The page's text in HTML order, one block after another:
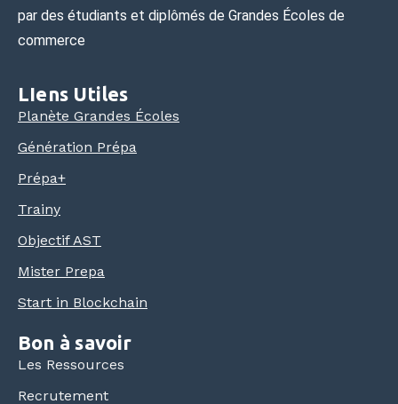
par des étudiants et diplômés de Grandes Écoles de
commerce
LIens Utiles
Planète Grandes Écoles
Génération Prépa
Prépa+
Trainy
Objectif AST
Mister Prepa
Start in Blockchain
Bon à savoir
Les Ressources
Recrutement